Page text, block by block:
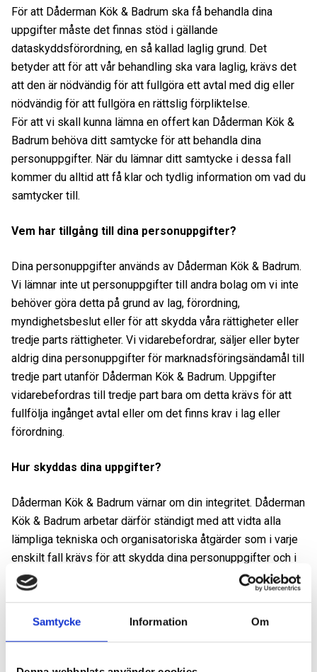
Samtycke Information Om
För att Dåderman Kök & Badrum ska få behandla dina
uppgifter måste det finnas stöd i gällande
dataskyddsförordning, en så kallad laglig grund. Det
betyder att för att vår behandling ska vara laglig, krävs det
att den är nödvändig för att fullgöra ett avtal med dig eller
nödvändig för att fullgöra en rättslig förpliktelse.
För att vi skall kunna lämna en offert kan Dåderman Kök &
Badrum behöva ditt samtycke för att behandla dina
personuppgifter. När du lämnar ditt samtycke i dessa fall
kommer du alltid att få klar och tydlig information om vad du
samtycker till.
Vem har tillgång till dina personuppgifter?
Dina personuppgifter används av Dåderman Kök & Badrum.
Vi lämnar inte ut personuppgifter till andra bolag om vi inte
behöver göra detta på grund av lag, förordning,
myndighetsbeslut eller för att skydda våra rättigheter eller
tredje parts rättigheter. Vi vidarebefordrar, säljer eller byter
aldrig dina personuppgifter för marknadsföringsändamål till
tredje part utanför Dåderman Kök & Badrum. Uppgifter
vidarebefordras till tredje part bara om detta krävs för att
fullfölja ingånget avtal eller om det finns krav i lag eller
förordning.
Hur skyddas dina uppgifter?
Dåderman Kök & Badrum värnar om din integritet. Dåderman
Kök & Badrum arbetar därför ständigt med att vidta alla
lämpliga tekniska och organisatoriska åtgärder som i varje
enskilt fall krävs för att skydda dina personuppgifter och i
övrigt säkerställa att behandlingen sker enligt gällande lag.
är nödvändigt med hänsyn till de ändamål vi samlade in